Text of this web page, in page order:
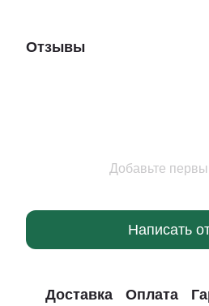
Отзывы
Добавьте
Написать
Доставка Оплата